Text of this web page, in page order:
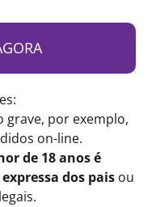
grave, por exemplo,
on-line.
de 18 anos é
dos paisou